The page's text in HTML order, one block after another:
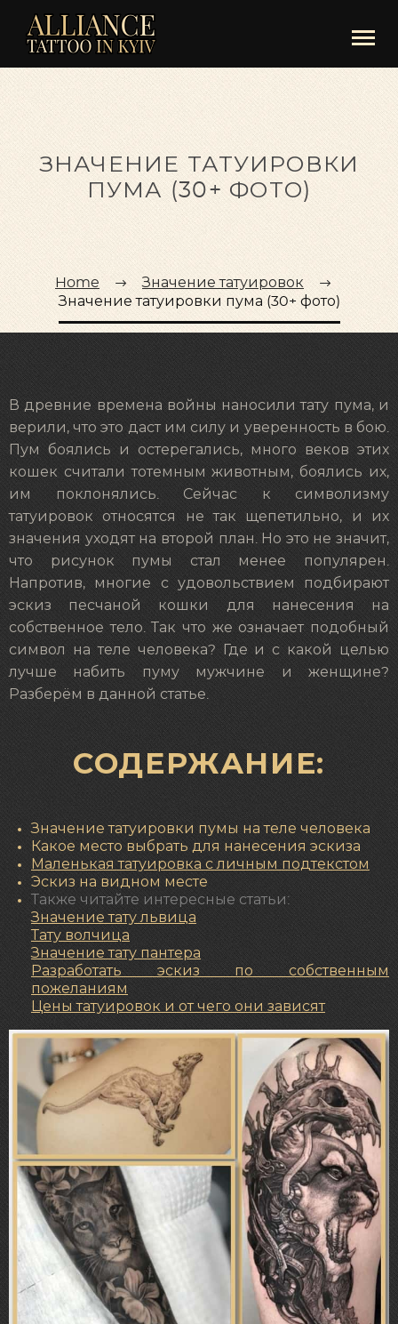
ЗНАЧЕНИЕ ТАТУИРОВКИ
ПУМА (30+ ФОТО)
Home
Значение татуировок
Значение татуировки пума (30+ фото)
В древние времена войны наносили тату пума, и
верили, что это даст им силу и уверенность в бою.
Пум боялись и остерегались, много веков этих
кошек считали тотемным животным, боялись их,
им поклонялись. Сейчас к символизму
татуировок относятся не так щепетильно, и их
значения уходят на второй план. Но это не значит,
что рисунок пумы стал менее популярен.
Напротив, многие с удовольствием подбирают
эскиз песчаной кошки для нанесения на
собственное тело. Так что же означает подобный
символ на теле человека? Где и с какой целью
лучше набить пуму мужчине и женщине?
Разберём в данной статье.
СОДЕРЖАНИЕ:
Значение татуировки пумы на теле человека
Какое место выбрать для нанесения эскиза
Маленькая татуировка с личным подтекстом
Эскиз на видном месте
Также читайте интересные статьи:
Значение тату львица
Тату волчица
Значениетату пантера
Разработать эскиз по собственным
пожеланиям
Цены татуировок и от чего они зависят